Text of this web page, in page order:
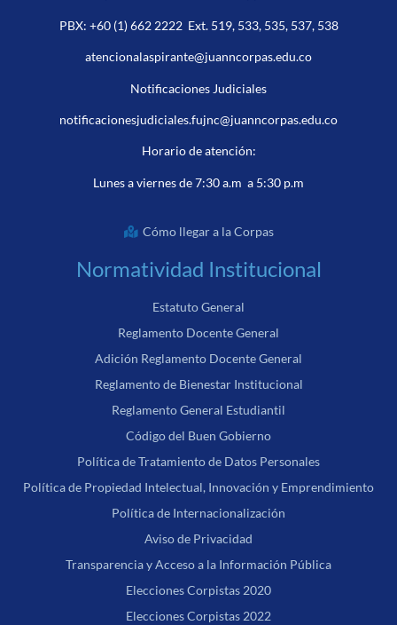
PBX: +60 (1) 662 2222Ext. 519, 533, 535, 537, 538
atencionalaspirante@juanncorpas.edu.co
Notificaciones Judiciales
notificacionesjudiciales.fujnc@juanncorpas.edu.co
Horario de atención:
Lunes a viernes de 7:30 a.m a 5:30 p.m
Cómo llegar a la Corpas
Normatividad Institucional
Estatuto General
Reglamento Docente General
Adición Reglamento Docente General
Reglamento de Bienestar Institucional
Reglamento General Estudiantil
Código del Buen Gobierno
Política de Tratamiento de Datos Personales
Política de Propiedad Intelectual, Innovación y Emprendimiento
Política de Internacionalización
Aviso de Privacidad
Transparencia y Acceso a la Información Pública
Elecciones Corpistas 2020
Elecciones Corpistas 2022